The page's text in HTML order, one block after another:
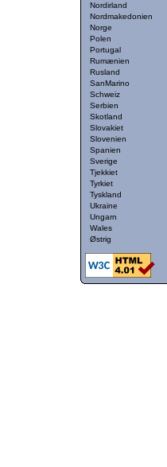
Nordirland
Nordmakedonien
Norge
Polen
Portugal
Rumænien
Rusland
SanMarino
Schweiz
Serbien
Skotland
Slovakiet
Slovenien
Spanien
Sverige
Tjekkiet
Tyrkiet
Tyskland
Ukraine
Ungarn
Wales
Østrig